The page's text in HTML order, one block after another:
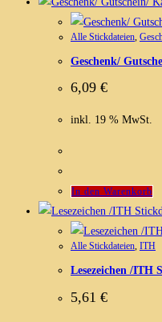
Alle Stickdateien,
Geschenk/
6,09 €
inkl. 19 % MwSt.
In den Warenkorb
Alle Stickdateien, ITH
Lesezeichen /ITH
5,61 €